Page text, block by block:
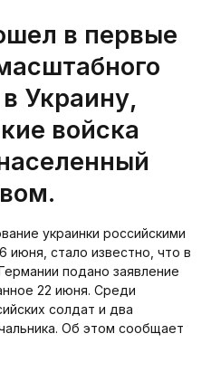
в первые
Украину,
войска
украинки российскими
июня, стало известно, что в
подано заявление
22 июня. Среди
солдат и два
Об этом сообщает